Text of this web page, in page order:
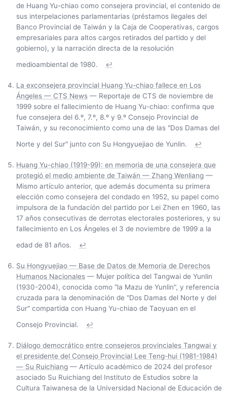
de Huang Yu-chiao como consejera provincial, el contenido de
sus interpelaciones parlamentarias (préstamos ilegales del
Banco Provincial de Taiwán y la Caja de Cooperativas, cargos
empresariales para altos cargos retirados del partido y del
gobierno), y la narración directa de la resolución
medioambiental de 1980.
↩
La exconsejera provincial Huang Yu-chiao fallece en Los
Ángeles — CTS News — Reportaje de CTS de noviembre de
1999 sobre el fallecimiento de Huang Yu-chiao: confirma que
fue consejera del 6.º, 7.º, 8.º y 9.º Consejo Provincial de
Taiwán, y su reconocimiento como una de las "Dos Damas del
Norte y del Sur" junto con Su Hongyuejiao de Yunlin.
↩
Huang Yu-chiao (1919-99): en memoria de una consejera que
protegió el medio ambiente de Taiwán — Zhang Wenliang —
Mismo artículo anterior, que además documenta su primera
elección como consejera del condado en 1952, su papel como
impulsora de la fundación del partido por Lei Zhen en 1960, las
17 años consecutivas de derrotas electorales posteriores, y su
fallecimiento en Los Ángeles el 3 de noviembre de 1999 a la
edad de 81 años.
↩
Su Hongyuejiao — Base de Datos de Memoria de Derechos
Humanos Nacionales — Mujer política del Tangwai de Yunlin
(1930-2004), conocida como "la Mazu de Yunlin", y referencia
cruzada para la denominación de "Dos Damas del Norte y del
Sur" compartida con Huang Yu-chiao de Taoyuan en el
Consejo Provincial.
↩
Diálogo democrático entre consejeros provinciales Tangwai y
el presidente del Consejo Provincial Lee Teng-hui (1981-1984)
— Su Ruichiang — Artículo académico de 2024 del profesor
asociado Su Ruichiang del Instituto de Estudios sobre la
Cultura Taiwanesa de la Universidad Nacional de Educación de